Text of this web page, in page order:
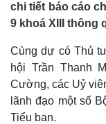
chi tiết báo cáo
9 khoá XIII thông
Cùng dự có Thủ
hội Trần Thanh
Cường, các Uỷ
lãnh đạo một số
Tiểu ban.